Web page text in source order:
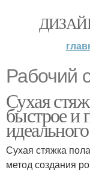
Рабочий
Сухая
быстрое и
Сухая стяжка
метод создания